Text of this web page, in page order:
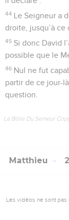
44 Le Seigneur a
droite, jusqu’à ce
45 Si donc David
possible que le
46 Nul ne fut
partir de ce jour-
question.
La Bible Du Semeur
Matthieu
Les vidéos ne sont pas